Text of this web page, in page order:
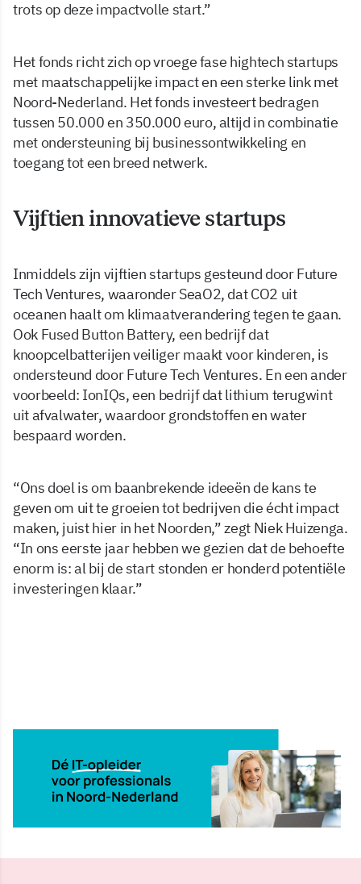
trots op deze impactvolle start.”
Het fonds richt zich op vroege fase hightech startups
met maatschappelijke impact en een sterke link met
Noord-Nederland. Het fonds investeert bedragen
tussen 50.000 en 350.000 euro, altijd in combinatie
met ondersteuning bij businessontwikkeling en
toegang tot een breed netwerk.
Vijftien innovatieve startups
Inmiddels zijn vijftien startups gesteund door Future
Tech Ventures, waaronder SeaO2, dat CO2 uit
oceanen haalt om klimaatverandering tegen te gaan.
Ook Fused Button Battery, een bedrijf dat
knoopcelbatterijen veiliger maakt voor kinderen, is
ondersteund door Future Tech Ventures. En een ander
voorbeeld: IonIQs, een bedrijf dat lithium terugwint
uit afvalwater, waardoor grondstoffen en water
bespaard worden.
“Ons doel is om baanbrekende ideeën de kans te
geven om uit te groeien tot bedrijven die écht impact
maken, juist hier in het Noorden,” zegt Niek Huizenga.
“In ons eerste jaar hebben we gezien dat de behoefte
enorm is: al bij de start stonden er honderd potentiële
investeringen klaar.”
22 sep 2025, 09:55